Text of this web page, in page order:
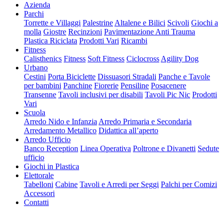
Azienda
Parchi
Torrette e Villaggi Palestrine Altalene e Bilici Scivoli Giochi a
molla Giostre Recinzioni Pavimentazione Anti Trauma
Plastica Riciclata Prodotti Vari Ricambi
Fitness
Calisthenics Fitness Soft Fitness Ciclocross Agility Dog
Urbano
Cestini Porta Biciclette Dissuasori Stradali Panche e Tavole
per bambini Panchine Fiorerie Pensiline Posacenere
Transenne Tavoli inclusivi per disabili Tavoli Pic Nic Prodotti
Vari
Scuola
Arredo Nido e Infanzia Arredo Primaria e Secondaria
Arredamento Metallico Didattica all’aperto
Arredo Ufficio
Banco Reception Linea Operativa Poltrone e Divanetti Sedute
ufficio
Giochi in Plastica
Elettorale
Tabelloni Cabine Tavoli e Arredi per Seggi Palchi per Comizi
Accessori
Contatti